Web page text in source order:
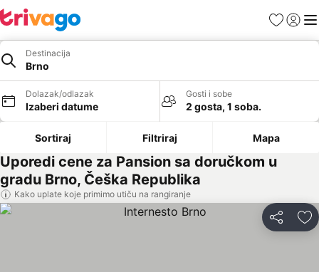
FavoritiPrijavi
Destinacija
Brno
Dolazak/odlazak
Izaberi datume
Gosti i sobe
2 gosta, 1 soba.
Sortiraj Filtriraj Mapa
Uporedi cene za Pansion sa doručkom u
gradu Brno, Češka Republika
Kako uplate koje primimo utiču na rangiranje
Deli